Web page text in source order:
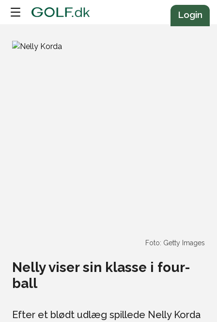
Annonce
Login
Foto: Getty Images
Nelly viser sin klasse i four-
ball
Efter et blødt udlæg spillede Nelly Korda